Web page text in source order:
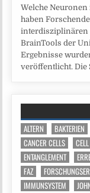
Welche Neuronen
haben
interdisziplinären
BrainTools der
Ergebnisse
veröffentlicht. Die
ALTERN BAKTERIEN
CANCER CELLS
CELL
ENTANGLEMENT
FAZ
IMMUNSYSTEM